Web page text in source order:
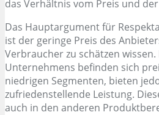
das Verhältnis vom Preis und
Das Hauptargument für
ist der geringe Preis des
Verbraucher zu schätzen
Unternehmens befinden sich
niedrigen Segmenten, bieten
zufriedenstellende Leistung.
auch in den anderen